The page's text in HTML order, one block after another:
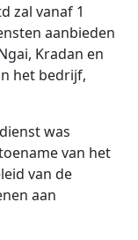
zal vanaf 1
aanbieden
Kradan en
het bedrijf,
was
van het
van de
aan